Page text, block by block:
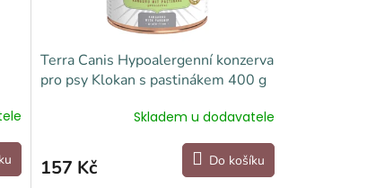
Terra Canis Hypoalergenní konzerva
pro psy Klokan s pastinákem 400 g
Skladem u dodavatele
157 Kč Do košíku